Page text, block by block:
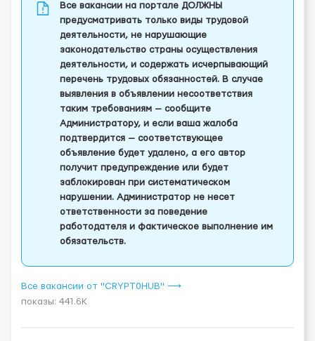
Все вакансии на портале ДОЛЖНЫ
предусматривать только виды трудовой
деятельности, не нарушающие
законодательство страны осуществления
деятельности, и содержать исчерпывающий
перечень трудовых обязанностей. В случае
выявления в объявлении несоответствия
таким требованиям — сообщите
Администратору, и если ваша жалоба
подтвердится — соответствующее
объявление будет удалено, а его автор
получит предупреждение или будет
заблокирован при систематическом
нарушении. Администратор не несет
ответственности за поведение
работодателя и фактическое выполнение им
обязательств.
Все вакансии от "CRYPT0HUB" ⟶
показы: 441.6K